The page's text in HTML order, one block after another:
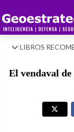
LIBROS
El vendaval